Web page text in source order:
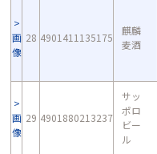
画
像
28 4901411135175
麒麟
麦酒
画
像
29 4901880213237
サッ
ポロ
ビー
ル